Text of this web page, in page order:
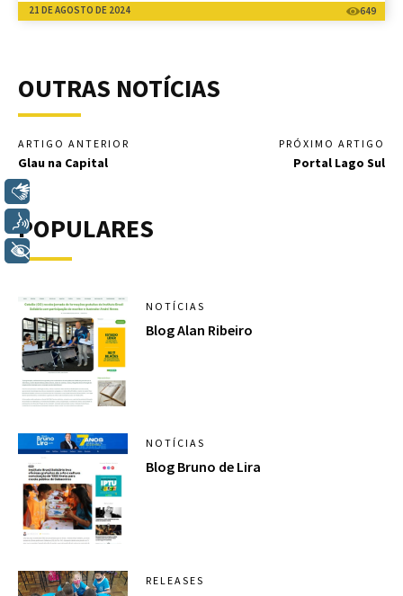
21 DE AGOSTO DE 2024 649
OUTRAS NOTÍCIAS
ARTIGO ANTERIOR
Glau na Capital
PRÓXIMO ARTIGO
Portal Lago Sul
POPULARES
NOTÍCIAS
Blog Alan Ribeiro
NOTÍCIAS
Blog Bruno de Lira
RELEASES
Voz